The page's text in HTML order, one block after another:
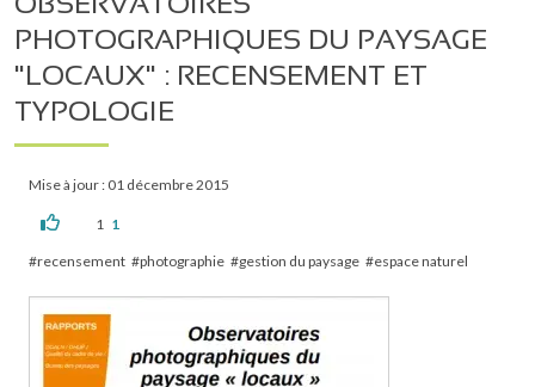
PHOTOGRAPHIQUES DU PAYSAGE
"LOCAUX" : RECENSEMENT ET
TYPOLOGIE
Mise à jour : 01 décembre 2015
1 1
recensement photographie gestion du paysage espace naturel